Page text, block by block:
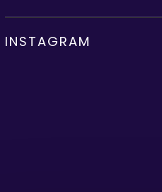
INSTAGRAM